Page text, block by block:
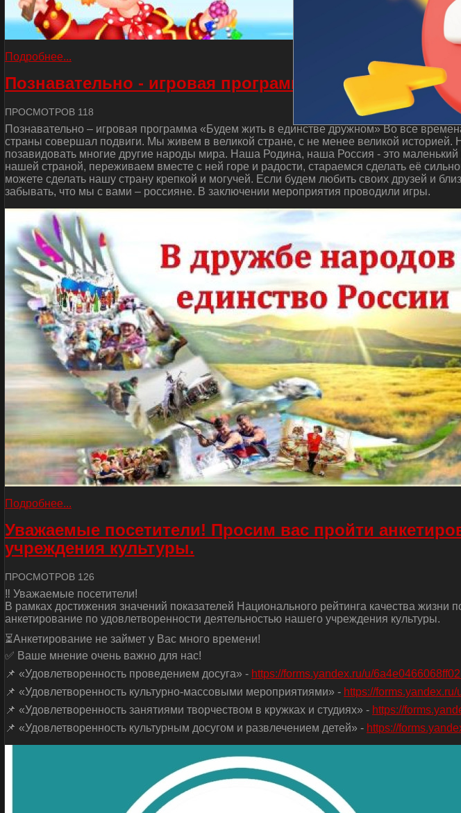
Подробнее...
Познавательно - игровая программа "Будем жить в
ПРОСМОТРОВ 118
Познавательно – игровая программа «Будем жить в единстве дружном» Во все
страны совершал подвиги. Мы живем в великой стране, с не менее великой
позавидовать многие другие народы мира. Наша Родина, наша Россия - это
нашей страной, переживаем вместе с ней горе и радости, стараемся сделать её
можете сделать нашу страну крепкой и могучей. Если будем любить своих друзей и
забывать, что мы с вами – россияне. В заключении мероприятия проводили игры.
Подробнее...
Уважаемые посетители! Просим вас пройти
учреждения культуры.
ПРОСМОТРОВ 126
‼ Уважаемые посетители!
В рамках достижения значений показателей Национального рейтинга качества
анкетирование по удовлетворенности деятельностью нашего учреждения культуры.
⏳Анкетирование не займет у Вас много времени!
✅ Ваше мнение очень важно для нас!
📌 «Удовлетворенность проведением досуга» - https://forms.yandex.ru/u/
📌 «Удовлетворенность культурно-массовыми мероприятиями» - https://
📌 «Удовлетворенность занятиями творчеством в кружках и студиях» - https://
📌 «Удовлетворенность культурным досугом и развлечением детей» - https://